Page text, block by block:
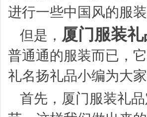
进行一些中国风的服
但是， 厦门服装礼
普通通的服装而已，
礼名扬礼品小编为大家
首先，厦门服装礼